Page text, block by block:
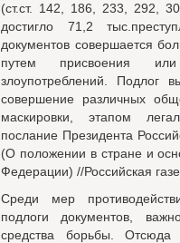
(ст.ст. 142, 186, 233, 292,
достигло 71,2
документов совершается
путем присвоения
злоупотреблений. Подлог
совершение различных
маскировки, этапом
послание Президента
(О положении в стране и
Федерации) //Российская
Среди мер
подлоги документов,
средства борьбы.